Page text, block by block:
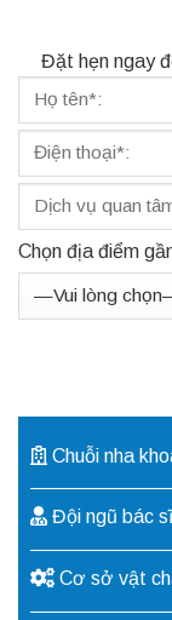
Đặt hẹn ngay
Chọn địa điểm
Chuỗi nha
Đội ngũ bác sĩ
Cơ sở vật